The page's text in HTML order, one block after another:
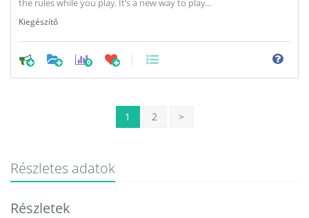
the rules while you play. It’s a new way to play...
Kiegészítő
0
1 2 >
Részletes adatok
Részletek